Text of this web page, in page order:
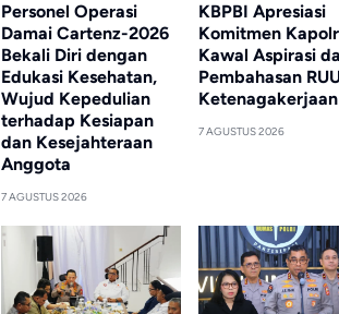
Personel Operasi
Damai Cartenz-2026
Bekali Diri dengan
Edukasi Kesehatan,
Wujud Kepedulian
terhadap Kesiapan
dan Kesejahteraan
Anggota
7 AGUSTUS 2026
KBPBI Apresiasi
Komitmen
Kawal Aspirasi
Pembahasan
Ketenagakerjaan
7 AGUSTUS 2026